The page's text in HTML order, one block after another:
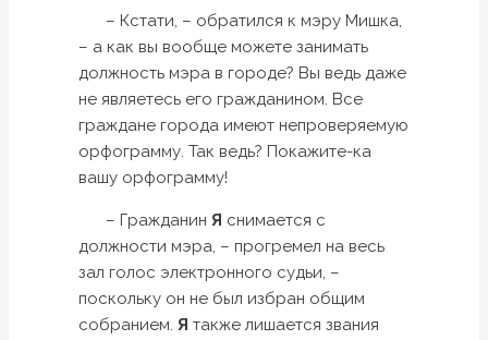
– Кстати, – обратился к мэру Мишка,
– а как вы вообще можете занимать
должность мэра в городе? Вы ведь даже
не являетесь его гражданином. Все
граждане города имеют непроверяемую
орфограмму. Так ведь? Покажите-ка
вашу орфограмму!
– Гражданин Я снимается с
должности мэра, – прогремел на весь
зал голос электронного судьи, –
поскольку он не был избран общим
собранием. Я также лишается звания